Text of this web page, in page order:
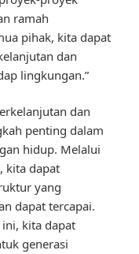
ramah
pihak, kita dapat
dan
lingkungan.”
dan
penting dalam
hidup. Melalui
kita dapat
yang
dapat tercapai.
kita dapat
generasi